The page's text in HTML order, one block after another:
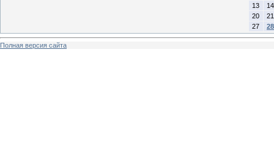
13
14
20
21
27
28
Полная версия сайта